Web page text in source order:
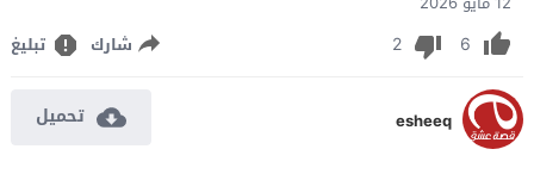
6
2 شارك تبليغ
esheeq تحميل